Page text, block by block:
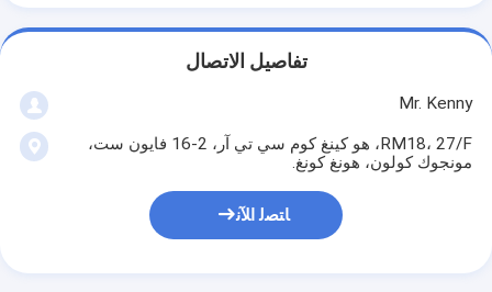
تفاصيل الاتصال
Mr. Kenny
RM18، 27/F، هو كينغ كوم سي تي آر، 2-16 فايون ست،
مونجوك كولون، هونغ كونغ.
ﺎﺘﺼﻟ ﺍﻶﻧ